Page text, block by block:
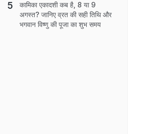
कामिका एकादशी कब है, 8 या 9
अगस्त? जानिए व्रत की सही तिथि और
भगवान विष्णु की पूजा का शुभ समय